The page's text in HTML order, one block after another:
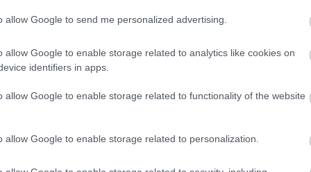
allow Google to send me personalized advertising.
allow Google to enable storage related to analytics like cookies on
identifiers in apps.
allow Google to enable storage related to functionality of the website
allow Google to enable storage related to personalization.
vy sami. Treba dbať najmä na
čerpadlo využívať, ale aj na
výber máte tri základné zložky – zem,